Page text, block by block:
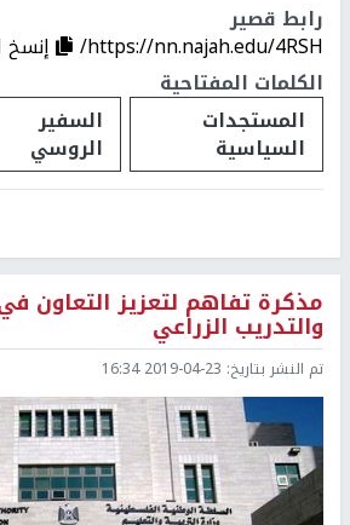
رابط قصير
https://nn.najah.edu/4RSH/
إنسخ
الكلمات المفتاحية
المستجدات
السياسية
السفير
الروسي
مذكرة تفاهم لتعزيز التعاون
والتدريب الزراعي
تم النشر بتاريخ: 2019-04-23 16:34